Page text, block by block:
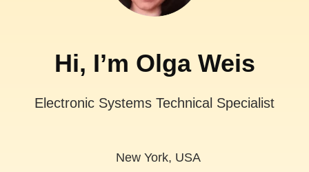
Hi, I’m Olga Weis
Electronic Systems Technical Specialist
New York, USA